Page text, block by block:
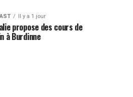
Il y a 1 jour
propose des cours de
à Burdinne